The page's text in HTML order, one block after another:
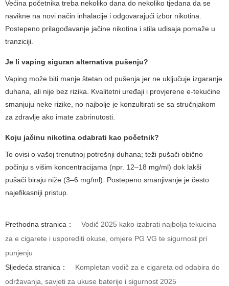
Većina početnika treba nekoliko dana do nekoliko tjedana da se
navikne na novi način inhalacije i odgovarajući izbor nikotina.
Postepeno prilagođavanje jačine nikotina i stila udisaja pomaže u
tranziciji.
Je li vaping siguran alternativa pušenju?
Vaping može biti manje štetan od pušenja jer ne uključuje izgaranje
duhana, ali nije bez rizika. Kvalitetni uređaji i provjerene e-tekućine
smanjuju neke rizike, no najbolje je konzultirati se sa stručnjakom
za zdravlje ako imate zabrinutosti.
Koju jačinu nikotina odabrati kao početnik?
To ovisi o vašoj trenutnoj potrošnji duhana; teži pušači obično
počinju s višim koncentracijama (npr. 12–18 mg/ml) dok lakši
pušači biraju niže (3–6 mg/ml). Postepeno smanjivanje je često
najefikasniji pristup.
Prethodna stranica：
Vodič 2025 kako izabrati najbolja tekucina
za e cigarete i usporediti okuse, omjere PG VG te sigurnost pri
punjenju
Sljedeća stranica：
Kompletan vodič za e cigareta od odabira do
održavanja, savjeti za ukuse baterije i sigurnost 2025